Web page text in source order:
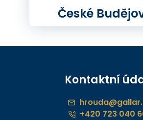
České
Kontaktní
+420 723 040